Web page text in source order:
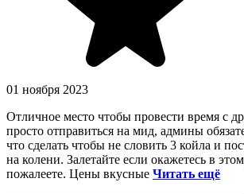
01 ноября 2023
Отличное место чтобы провести время с
просто отправиться на мид, админы
что сделать чтобы не словить 3 койла и
на колени. Залетайте если окажетесь в
пожалеете. Цены вкусные Читать ещё